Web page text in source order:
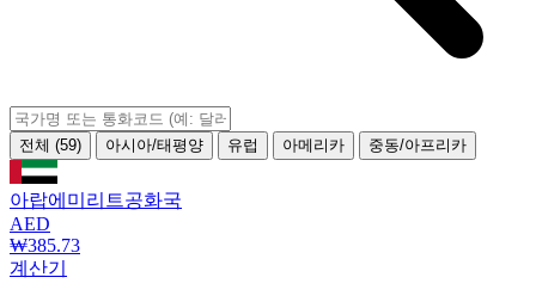
전체 (59) 아시아/태평양 유럽 아메리카 중동/아프리카
아랍에미리트공화국
AED
₩385.73
계산기